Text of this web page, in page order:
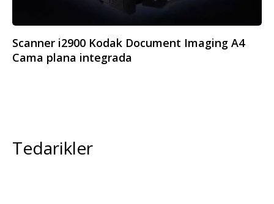
Scanner i2900 Kodak Document Imaging A4
Cama plana integrada
Tedarikler